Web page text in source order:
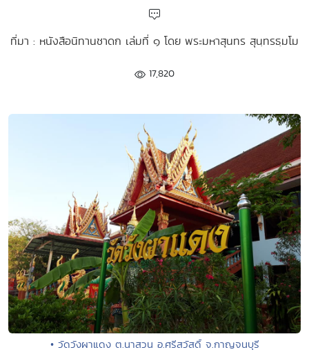
ที่มา : หนังสือนิทานชาดก เล่มที่ ๑ โดย พระมหาสุนทร สุนฺทรธฺมโม
17,820
• วัดวังผาแดง ต.นาสวน อ.ศรีสวัสดิ์ จ.กาญจนบุรี